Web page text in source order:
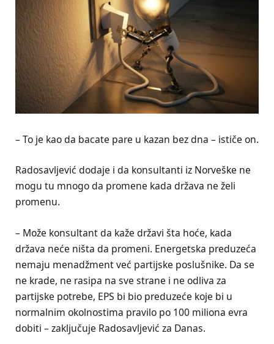
– To je kao da bacate pare u kazan bez dna – ističe on.
Radosavljević dodaje i da konsultanti iz Norveške ne
mogu tu mnogo da promene kada država ne želi
promenu.
– Može konsultant da kaže državi šta hoće, kada
država neće ništa da promeni. Energetska preduzeća
nemaju menadžment već partijske poslušnike. Da se
ne krade, ne rasipa na sve strane i ne odliva za
partijske potrebe, EPS bi bio preduzeće koje bi u
normalnim okolnostima pravilo po 100 miliona evra
dobiti – zaključuje Radosavljević za Danas.